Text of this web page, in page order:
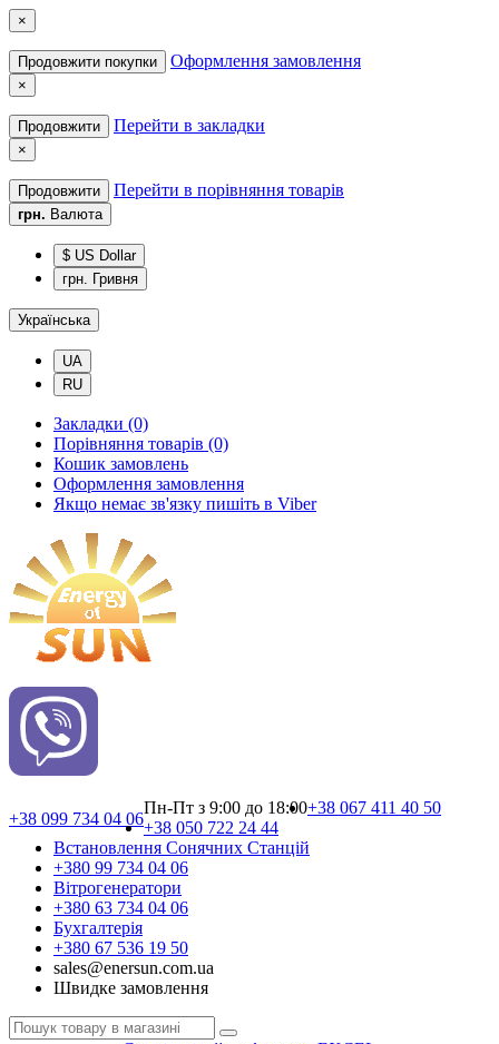
×
Продовжити покупки Оформлення замовлення
×
Продовжити Перейти в закладки
×
Продовжити Перейти в порівняння товарів
грн. Валюта
$ US Dollar
грн. Гривня
Українська
UA
RU
Закладки (0)
Порівняння товарів (0)
Кошик замовлень
Оформлення замовлення
Якщо немає зв'язку пишіть в Viber
+38 099 734 04 06
Пн-Пт з 9:00 до 18:00+38 067 411 40 50
+38 050 722 24 44
Встановлення Сонячних Cтанцій
+380 99 734 04 06
Вітрогенератори
+380 63 734 04 06
Бухгалтерія
+380 67 536 19 50
sales@enersun.com.ua
Швидке замовлення